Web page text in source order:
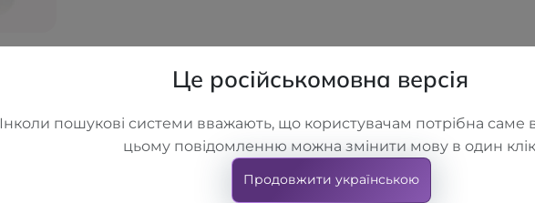
Це російськомовна версія
Інколи пошукові системи вважають, що користувачам потрібна саме
цьому повідомленню можна змінити мову в один
Продовжити українською